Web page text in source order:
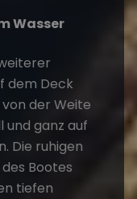
Wasser
dem Deck
der Weite
und ganz auf
Die ruhigen
Bootes
tiefen